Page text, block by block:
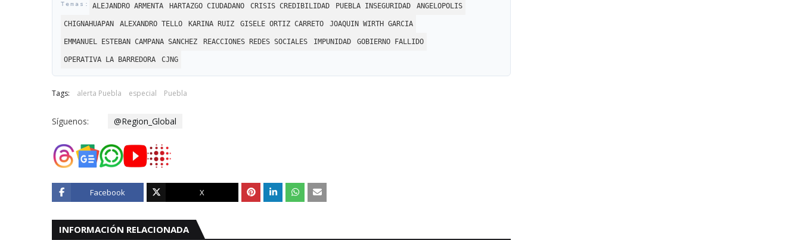
ALEJANDRO ARMENTA HARTAZGO CIUDADANO CRISIS CREDIBILIDAD PUEBLA INSEGURIDAD ANGELOPOLIS
CHIGNAHUAPAN ALEXANDRO TELLO KARINA RUIZ GISELE ORTIZ CARRETO JOAQUIN WIRTH GARCIA
EMMANUEL ESTEBAN CAMPANA SANCHEZ REACCIONES REDES SOCIALES IMPUNIDAD GOBIERNO FALLIDO
OPERATIVA LA BARREDORA CJNG
Tags: alerta Puebla especial Puebla
Síguenos: @Region_Global
Facebook X
INFORMACIÓN RELACIONADA